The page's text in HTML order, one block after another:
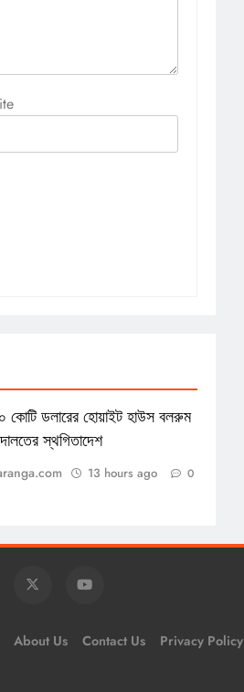
কোটি ডলারের হোয়াইট হাউস বলরুম
স্থগিতাদেশ
13 hours ago 0
About Us Contact Us Privacy Policy